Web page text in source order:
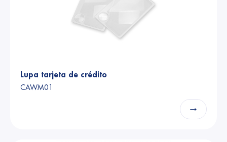
Lupa tarjeta de crédito
CAWM01
→